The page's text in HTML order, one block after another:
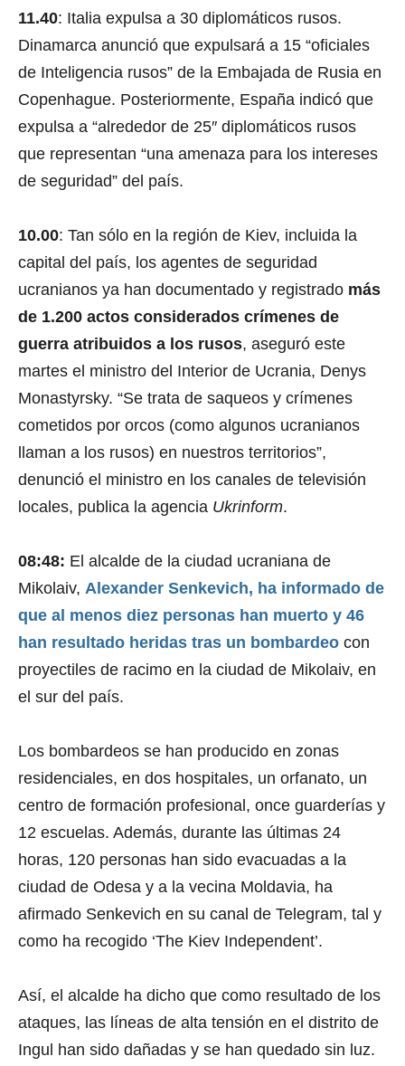
11.40: Italia expulsa a 30 diplomáticos rusos.
Dinamarca anunció que expulsará a 15 “oficiales
de Inteligencia rusos” de la Embajada de Rusia en
Copenhague. Posteriormente, España indicó que
expulsa a “alrededor de 25″ diplomáticos rusos
que representan “una amenaza para los intereses
de seguridad” del país.
10.00: Tan sólo en la región de Kiev, incluida la
capital del país, los agentes de seguridad
ucranianos ya han documentado y registrado más
de 1.200 actos considerados crímenes de
guerra atribuidos a los rusos, aseguró este
martes el ministro del Interior de Ucrania, Denys
Monastyrsky. “Se trata de saqueos y crímenes
cometidos por orcos (como algunos ucranianos
llaman a los rusos) en nuestros territorios”,
denunció el ministro en los canales de televisión
locales, publica la agencia Ukrinform.
08:48: El alcalde de la ciudad ucraniana de
Mikolaiv, Alexander Senkevich, ha informado de
que al menos diez personas han muerto y 46
han resultado heridas tras un bombardeo con
proyectiles de racimo en la ciudad de Mikolaiv, en
el sur del país.
Los bombardeos se han producido en zonas
residenciales, en dos hospitales, un orfanato, un
centro de formación profesional, once guarderías y
12 escuelas. Además, durante las últimas 24
horas, 120 personas han sido evacuadas a la
ciudad de Odesa y a la vecina Moldavia, ha
afirmado Senkevich en su canal de Telegram, tal y
como ha recogido ‘The Kiev Independent’.
Así, el alcalde ha dicho que como resultado de los
ataques, las líneas de alta tensión en el distrito de
Ingul han sido dañadas y se han quedado sin luz.